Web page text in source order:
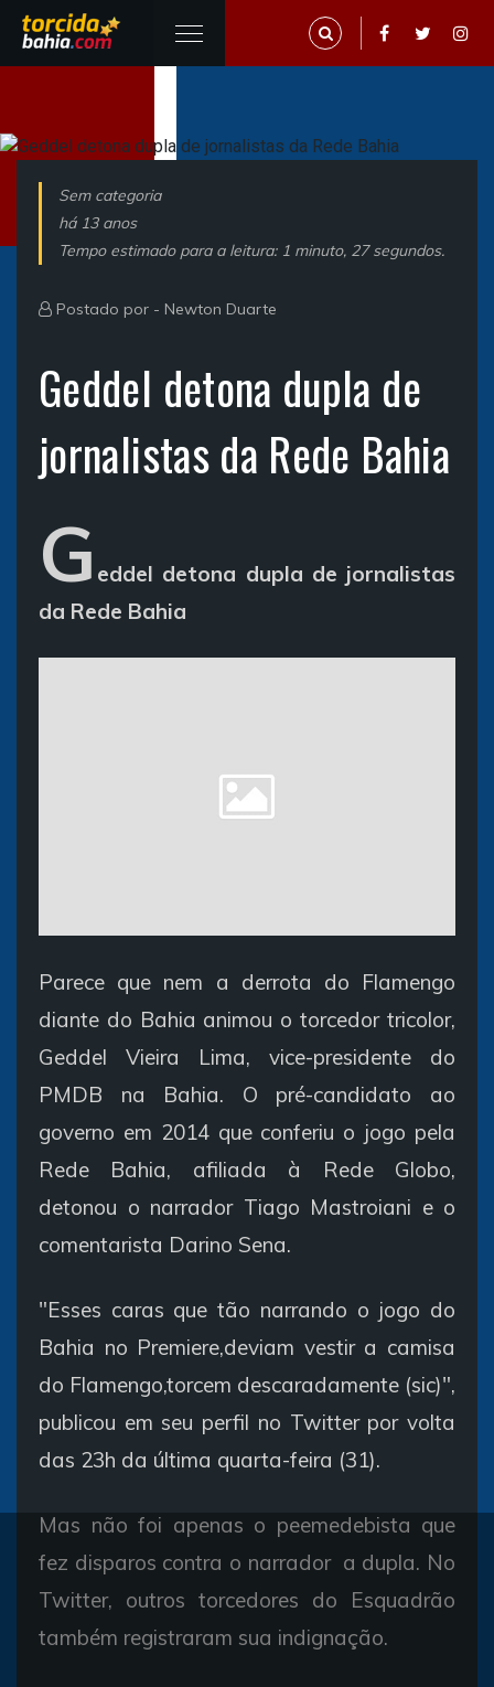
Sem categoria
há 13 anos
Tempo estimado para a leitura: 1 minuto, 27 segundos.
Postado por - Newton Duarte
Geddel detona dupla de
jornalistas da Rede Bahia
G eddel detona dupla de jornalistas
da Rede Bahia
Parece que nem a derrota do Flamengo
diante do Bahia animou o torcedor tricolor,
Geddel Vieira Lima, vice-presidente do
PMDB na Bahia. O pré-candidato ao
governo em 2014 que conferiu o jogo pela
Rede Bahia, afiliada à Rede Globo,
detonou o narrador Tiago Mastroiani e o
comentarista Darino Sena.
"Esses caras que tão narrando o jogo do
Bahia no Premiere,deviam vestir a camisa
do Flamengo,torcem descaradamente (sic)",
publicou em seu perfil no Twitter por volta
das 23h da última quarta-feira (31).
Mas não foi apenas o peemedebista que
fez disparos contra o narrador a dupla. No
Twitter, outros torcedores do Esquadrão
também registraram sua indignação.